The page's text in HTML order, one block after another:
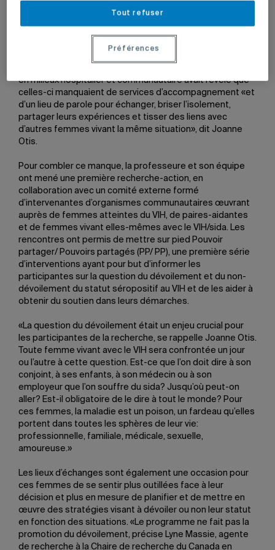
couple et la séduction. La professeure et son équipe de
en milieux hospitalier et communautaire avait révélé que
celles-ci manquaient de services d’accompagnement «et
d’un lieu de parole pour échanger, briser l’isolement,
partager leurs expériences et tisser des liens avec
d’autres femmes vivant la même situation», dit Joanne
Otis.
Pour combler ce manque, la professeure et son équipe
ont mené une première recherche-action, en
collaboration avec un comité externe formé
d’intervenantes d’organismes communautaires œuvrant
auprès de femmes atteintes du VIH, de paires-aidantes
et de femmes vivant elles-mêmes avec le VIH/sida. Les
rencontres ont permis de mettre sur pied Pouvoir
partager/ Pouvoirs partagés (PP/ PP), une première série
d’interventions ayant pour but d’informer les
participantes sur la question du dévoilement et du non-
dévoilement du statut séropositif au VIH et de les aider à
obtenir du soutien dans leurs démarches.
«La question du dévoilement était un enjeu crucial pour
les participantes de la recherche, se rappelle Joanne Otis.
Toute femme vivant avec le VIH sera confrontée un jour
ou l’autre à cette question. Est-ce que l’on doit dire à son
conjoint, à ses enfants, à son médecin ou à son
employeur que l’on souffre du sida? Jusqu’où peut-on
aller? Est-il obligatoire de le dire à tout le monde? Pour
ces femmes, la maladie est un poison, un fardeau qu’elles
portent dans toutes les sphères de leur vie:
professionnelle, familiale, médicale, sexuelle,
amoureuse.»
Les lieux d’échanges sont également une occasion pour
ces femmes de se sentir plus outillées face à leur
décision et plus en mesure de planifier et de mettre en
œuvre des stratégies visant à dévoiler ou non leur statut
en fonction des situations. «Le programme ne fait pas la
promotion du dévoilement, précise Lyne Massie, agente
de recherche à la Chaire de recherche du Canada en
Tout refuser
Préférences